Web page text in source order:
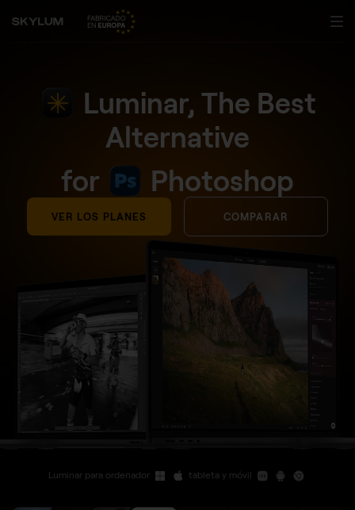
Luminar, The Best
Alternative
for
Photoshop
VER LOS PLANES COMPARAR
Luminar para ordenador tableta y móvil